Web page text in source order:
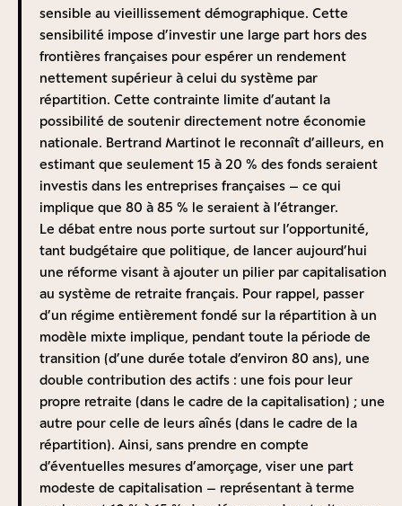
étatique, obtinrent de la Cour de Cassation
l’annulation de son caractère obligatoire, arguant
qu’un employeur ne pouvait « forcer » un salarié à
cotiser ;
A la fin des années 1920, les lois sur les assurances
sociales, portées par Pierre Laval, alors ministre du
Travail, marquèrent la deuxième tentative de l’État
d’instaurer un régime de retraite obligatoire pour les
salariés. Dans la continuité du précédent dispositif, ce
nouveau régime reposait à nouveau sur le principe de
la capitalisation collective ! Sa montée en charge fut
cependant très lente : à la veille de la Seconde Guerre
mondiale, les dépenses de retraite ne représentaient
encore que 3 % du PIB, contre environ 14 %
aujourd’hui. Surtout, ce régime par capitalisation se
heurta à un écueil majeur : l’hyperinflation des années
1930 éroda sévèrement la valeur réelle des fonds
accumulés, illustrant l’un des principaux risques de ce
mode de financement quand il est mal géré.
C’est dans ce contexte d’un système de retraite
affaibli et lacunaire que le régime de Vichy mit en
place en 1941 l’Allocation aux vieux travailleurs salariés
(AVTS) pour parer à la pauvreté des personnes âgées.
Ce dispositif prévoyait le versement d’une pension
newsletter
Je m‘abonne
Pour ma part, j’insisterais sur deux avantages qui me
paraissent intéressants dans le contexte français.
Le premier est l’amélioration du financement de
l’économie française, dont Eric Weil relativise la
portée. Pour pallier le risque de diminution du
rendement du capital dans notre pays, qu’il souligne à
juste titre, il convient naturellement d’investir dans
des zones géographiques démographiquement plus
vigoureuses et où les gains de productivité sont plus
importants que dans notre pays vieillissant
(aujourd’hui aux Etats-Unis et en Asie, demain sans
doute en Afrique). Pour autant, une partie non-
négligeable (sans doute 15 ou 20 %) de ce fonds irait
vraisemblablement s’investir dans des fonds propres
d’entreprises françaises, cotées ou non cotées, ce qui
sensible au vieillissement démographique. Cette
sensibilité impose d’investir une large part hors des
frontières françaises pour espérer un rendement
nettement supérieur à celui du système par
répartition. Cette contrainte limite d’autant la
possibilité de soutenir directement notre économie
nationale. Bertrand Martinot le reconnaît d’ailleurs, en
estimant que seulement 15 à 20 % des fonds seraient
investis dans les entreprises françaises – ce qui
implique que 80 à 85 % le seraient à l’étranger.
Le débat entre nous porte surtout sur l’opportunité,
tant budgétaire que politique, de lancer aujourd’hui
une réforme visant à ajouter un pilier par capitalisation
au système de retraite français. Pour rappel, passer
d’un régime entièrement fondé sur la répartition à un
modèle mixte implique, pendant toute la période de
transition (d’une durée totale d’environ 80 ans), une
double contribution des actifs : une fois pour leur
propre retraite (dans le cadre de la capitalisation) ; une
autre pour celle de leurs aînés (dans le cadre de la
répartition). Ainsi, sans prendre en compte
d’éventuelles mesures d’amorçage, viser une part
modeste de capitalisation – représentant à terme